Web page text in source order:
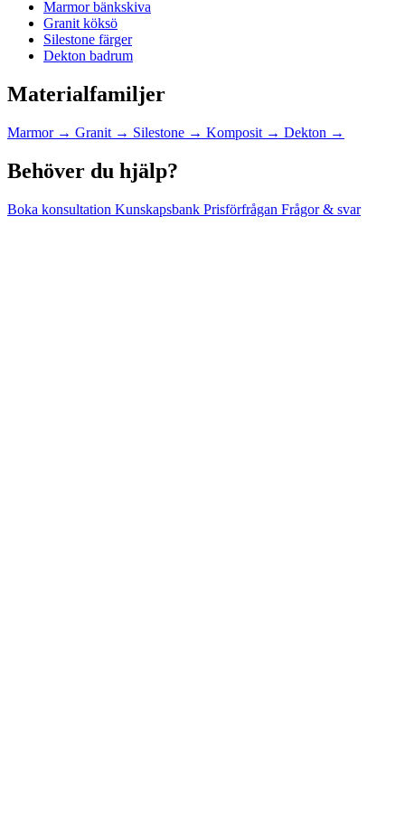
Marmor bänkskiva
Granit köksö
Silestone färger
Dekton badrum
Materialfamiljer
Marmor → Granit → Silestone → Komposit → Dekton →
Behöver du hjälp?
Boka konsultation Kunskapsbank Prisförfrågan Frågor & svar